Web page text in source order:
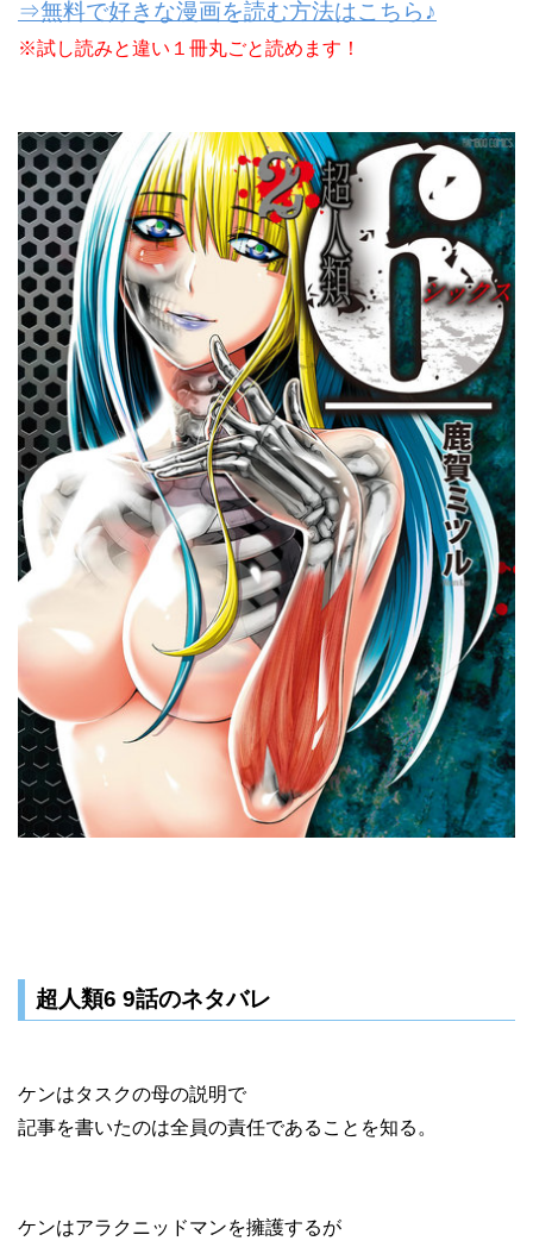
⇒無料で好きな漫画を読む方法はこちら♪
※試し読みと違い１冊丸ごと読めます！
超人類6 9話のネタバレ
ケンはタスクの母の説明で
記事を書いたのは全員の責任であることを知る。
ケンはアラクニッドマンを擁護するが